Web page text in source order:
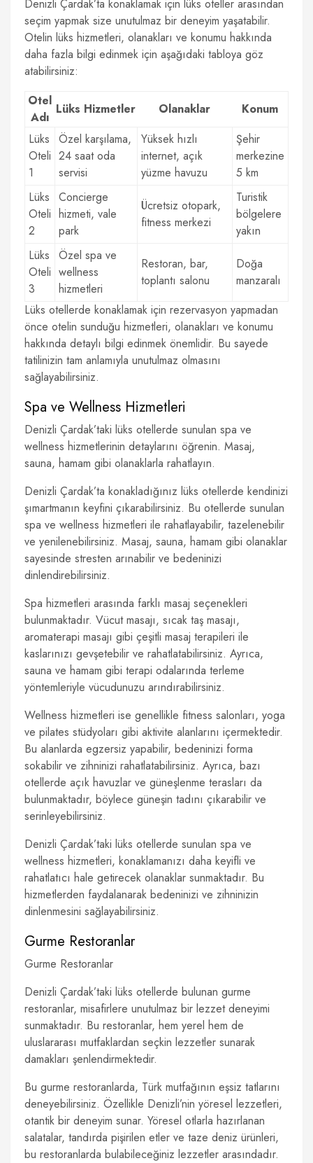
Denizli Çardak’ta konaklamak için lüks oteller arasından
seçim yapmak size unutulmaz bir deneyim yaşatabilir.
Otelin lüks hizmetleri, olanakları ve konumu hakkında
daha fazla bilgi edinmek için aşağıdaki tabloya göz
atabilirsiniz:
Otel
Adı
Lüks Hizmetler Olanaklar
Konum
Lüks
Oteli
1
Özel karşılama,
24 saat oda
servisi
Yüksek hızlı
internet, açık
yüzme havuzu
Şehir
merkezine
5 km
Lüks
Oteli
2
Concierge
hizmeti, vale
park
Ücretsiz otopark,
fitness merkezi
Turistik
bölgelere
yakın
Lüks
Oteli
3
Özel spa ve
wellness
hizmetleri
Restoran, bar,
toplantı salonu
Doğa
manzaralı
Lüks otellerde konaklamak için rezervasyon yapmadan
önce otelin sunduğu hizmetleri, olanakları ve konumu
hakkında detaylı bilgi edinmek önemlidir. Bu sayede
tatilinizin tam anlamıyla unutulmaz olmasını
sağlayabilirsiniz.
Spa ve Wellness Hizmetleri
Denizli Çardak’taki lüks otellerde sunulan spa ve
wellness hizmetlerinin detaylarını öğrenin. Masaj,
sauna, hamam gibi olanaklarla rahatlayın.
Denizli Çardak’ta konakladığınız lüks otellerde kendinizi
şımartmanın keyfini çıkarabilirsiniz. Bu otellerde sunulan
spa ve wellness hizmetleri ile rahatlayabilir, tazelenebilir
ve yenilenebilirsiniz. Masaj, sauna, hamam gibi olanaklar
sayesinde stresten arınabilir ve bedeninizi
dinlendirebilirsiniz.
Spa hizmetleri arasında farklı masaj seçenekleri
bulunmaktadır. Vücut masajı, sıcak taş masajı,
aromaterapi masajı gibi çeşitli masaj terapileri ile
kaslarınızı gevşetebilir ve rahatlatabilirsiniz. Ayrıca,
sauna ve hamam gibi terapi odalarında terleme
yöntemleriyle vücudunuzu arındırabilirsiniz.
Wellness hizmetleri ise genellikle fitness salonları, yoga
ve pilates stüdyoları gibi aktivite alanlarını içermektedir.
Bu alanlarda egzersiz yapabilir, bedeninizi forma
sokabilir ve zihninizi rahatlatabilirsiniz. Ayrıca, bazı
otellerde açık havuzlar ve güneşlenme terasları da
bulunmaktadır, böylece güneşin tadını çıkarabilir ve
serinleyebilirsiniz.
Denizli Çardak’taki lüks otellerde sunulan spa ve
wellness hizmetleri, konaklamanızı daha keyifli ve
rahatlatıcı hale getirecek olanaklar sunmaktadır. Bu
hizmetlerden faydalanarak bedeninizi ve zihninizin
dinlenmesini sağlayabilirsiniz.
Gurme Restoranlar
Gurme Restoranlar
Denizli Çardak’taki lüks otellerde bulunan gurme
restoranlar, misafirlere unutulmaz bir lezzet deneyimi
sunmaktadır. Bu restoranlar, hem yerel hem de
uluslararası mutfaklardan seçkin lezzetler sunarak
damakları şenlendirmektedir.
Bu gurme restoranlarda, Türk mutfağının eşsiz tatlarını
deneyebilirsiniz. Özellikle Denizli’nin yöresel lezzetleri,
otantik bir deneyim sunar. Yöresel otlarla hazırlanan
salatalar, tandırda pişirilen etler ve taze deniz ürünleri,
bu restoranlarda bulabileceğiniz lezzetler arasındadır.